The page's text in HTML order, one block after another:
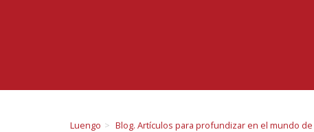
Luengo Blog. Artículos para profundizar en el mundo